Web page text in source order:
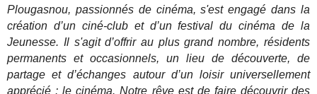
Plougasnou, passionnés de cinéma, s'est engagé dans la
création d’un ciné-club et d’un festival du cinéma de la
Jeunesse. Il s'agit d’offrir au plus grand nombre, résidents
permanents et occasionnels, un lieu de découverte, de
partage et d’échanges autour d’un loisir universellement
apprécié : le cinéma.Notre rêve est de faire découvrir des